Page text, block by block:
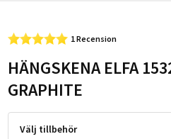
1 Recension
HÄNGSKENA ELFA
GRAPHITE
Välj tillbehör